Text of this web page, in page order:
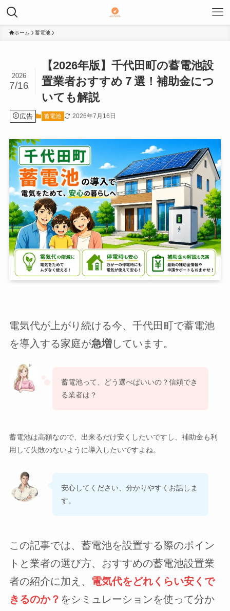
ホーム 蓄電池
【2026年版】千代田町の蓄電池設
置業者おすすめ７選！補助金につ
いても解説
2026
7/16
広告 蓄電池 2026年7月16日
電気代が上がり続ける今、千代田町で蓄電池
を導入する家庭が急増しています。
蓄電池って、どう選べばいいの？信頼でき
る業者は？
蓄電池は高額なので、出来るだけ安くしたいですし、補助金も利
用して失敗のないように導入したいですよね。
安心してください、分かりやすくお話しま
す。
この記事では、蓄電池を設置する際のポイン
トと業者の選び方、おすすめの蓄電池設置業
者の紹介に加え、 電気代をどれくらい安くで
きるのか？ をシミュレーションを使って分か